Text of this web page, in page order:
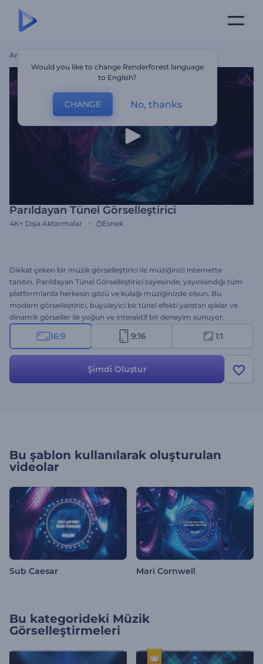
Ana Sayfa
Parıldayan Tünel Görselleştirici
4K+ Dışa Aktarmalar Esnek
Dikkat çeken bir müzik görselleştirici ile müziğinizi internette
tanıtın. Parıldayan Tünel Görselleştirici sayesinde, yayınlandığı tüm
platformlarda herkesin gözü ve kulağı müziğinizde olsun. Bu
modern görselleştirici, büyüleyici bir tünel efekti yaratan ışıklar ve
dinamik görseller ile yoğun ve interaktif bir deneyim sunuyor.
Tekno, dans, hip-hop ya da elektro müzik tanıtımları için
mükemmel biri seçenek. Parçanızı yükleyin, şarkının adını girin ve
16:9 9:16 1:1
Şi̇mdi̇ Oluştur
Bu şablon kullanılarak oluşturulan
videolar
Sub Caesar Mari Cornwell
Bu kategorideki Müzik
Görselleştirmeleri
Would you like to change Renderforest language
to English?
CHANGE No, thanks